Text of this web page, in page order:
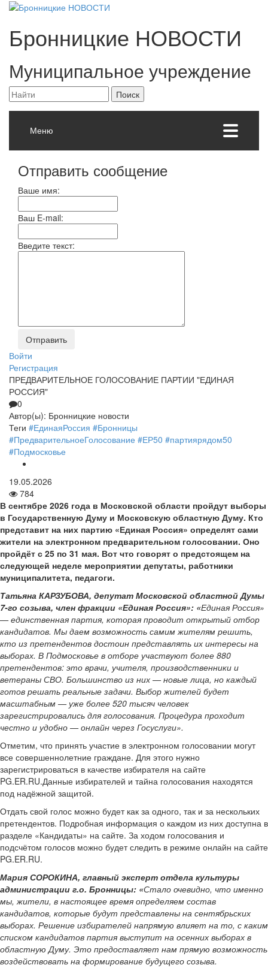
Бронницкие НОВОСТИ
Муниципальное учреждение
Меню
Отправить сообщение
Ваше имя:
Ваш E-mail:
Введите текст:
Войти
Регистрация
ПРЕДВАРИТЕЛЬНОЕ ГОЛОСОВАНИЕ ПАРТИИ "ЕДИНАЯ
РОССИЯ"
0
Автор(ы): Бронницкие новости
Теги #ЕдинаяРоссия #Бронницы
#ПредварительноеГолосование #ЕР50 #партиярядом50
#Подмосковье
19.05.2026
784
В сентябре 2026 года в Московской области пройдут выборы
в Государственную Думу и Московскую областную Думу. Кто
представит на них партию «Единая Россия» определят сами
жители на электронном предварительном голосовании. Оно
пройдёт с 25 по 31 мая. Вот что говорят о предстоящем на
следующей неделе мероприятии депутаты, работники
муниципалитета, педагоги.
Татьяна КАРЗУБОВА, депутат Московской областной Думы
7-го созыва, член фракции «Единая Россия»: «Единая Россия»
— единственная партия, которая проводит открытый отбор
кандидатов. Мы даем возможность самим жителям решить,
кто из претендентов достоин представлять их интересы на
выборах. В Подмосковье в отборе участвуют более 880
претендентов: это врачи, учителя, производственники и
ветераны СВО. Большинство из них — новые лица, но каждый
готов решать реальные задачи. Выбор жителей будет
масштабным — уже более 520 тысяч человек
зарегистрировались для голосования. Процедура проходит
честно и удобно — онлайн через Госуслуги».
Отметим, что принять участие в электронном голосовании могут
все совершеннолетние граждане. Для этого нужно
зарегистрироваться в качестве избирателя на сайте
PG.ER.RU.Данные избирателей и тайна голосования находятся
под надёжной защитой.
Отдать свой голос можно будет как за одного, так и за нескольких
претендентов. Подробная информация о каждом из них доступна в
разделе «Кандидаты» на сайте. За ходом голосования и
подсчётом голосов можно будет следить в режиме онлайн на сайте
PG.ER.RU.
Мария СОРОКИНА, главный эксперт отдела культуры
администрации г.о. Бронницы: «Стало очевидно, что именно
мы, жители, в настоящее время определяем состав
кандидатов, которые будут представлены на сентябрьских
выборах. Решение избирателей напрямую влияет на то, с каким
списком кандидатов партия выступит на осенних выборах в
областную Думу. Это предоставляет нам прямую возможность
воздействовать на формирование будущего созыва.